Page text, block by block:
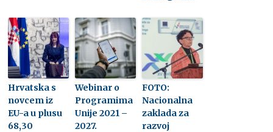
Hrvatska s
novcem iz
EU-a u plusu
68,30
Webinar o
Programima
Unije 2021 –
2027.
FOTO:
Nacionalna
zaklada za
razvoj